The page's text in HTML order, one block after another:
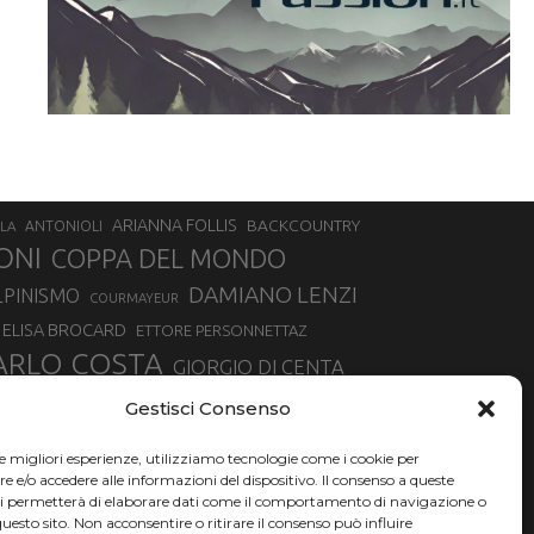
Gestisci Consenso
migliori esperienze, utilizziamo tecnologie come i cookie per
e/o accedere alle informazioni del dispositivo. Il consenso a queste
permetterà di elaborare dati come il comportamento di navigazione o
sito. Non acconsentire o ritirare il consenso può influire
ANTONIOLI ARIANNA FOLLIS
BACKCOUNTRY
COPPA DEL MONDO
COURMAYEUR DAMIANO LENZI
ELISA BROCARD ETTORE PERSONNETTAZ
COSTA GIORGIO DI CENTA
LUCA MATTEOTTI MADONNA DI CAMPIGLIO
NAZIONALE DI SCIALPINISMO NORVEGIA
PSL RAFFAELLA TEMPESTA